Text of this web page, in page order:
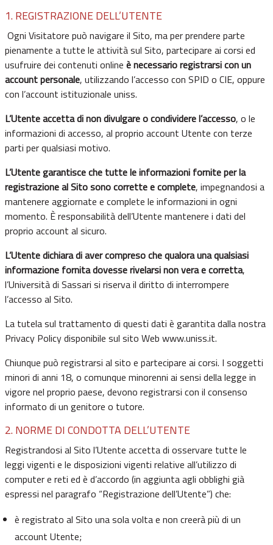
1. REGISTRAZIONE DELL’UTENTE
Ogni Visitatore può navigare il Sito, ma per prendere parte
pienamente a tutte le attività sul Sito, partecipare ai corsi ed
usufruire dei contenuti online è necessario registrarsi con un
account personale, utilizzando l’accesso con SPID o CIE, oppure
con l’account istituzionale uniss.
L’Utente accetta di non divulgare o condividere l’accesso, o le
informazioni di accesso, al proprio account Utente con terze
parti per qualsiasi motivo.
L’Utente garantisce che tutte le informazioni fornite per la
registrazione al Sito sono corrette e complete, impegnandosi a
mantenere aggiornate e complete le informazioni in ogni
momento. È responsabilità dell’Utente mantenere i dati del
proprio account al sicuro.
L’Utente dichiara di aver compreso che qualora una qualsiasi
informazione fornita dovesse rivelarsi non vera e corretta,
l’Università di Sassari si riserva il diritto di interrompere
l’accesso al Sito.
La tutela sul trattamento di questi dati è garantita dalla nostra
Privacy Policydisponibile sul sito Web www.uniss.it.
Chiunque può registrarsi al sito e partecipare ai corsi. I soggetti
minori di anni 18, o comunque minorenni ai sensi della legge in
vigore nel proprio paese, devono registrarsi con il consenso
informato di un genitore o tutore.
2. NORME DI CONDOTTA DELL’UTENTE
Registrandosi al Sito l’Utente accetta di osservare tutte le
leggi vigenti e le disposizioni vigenti relative all’utilizzo di
computer e reti ed è d’accordo (in aggiunta agli obblighi già
espressi nel paragrafo “Registrazione dell’Utente”) che:
è registrato al Sito una sola volta e non creerà più di un
account Utente;